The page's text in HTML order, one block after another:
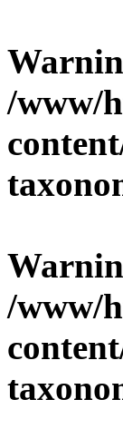
/www/
/www/